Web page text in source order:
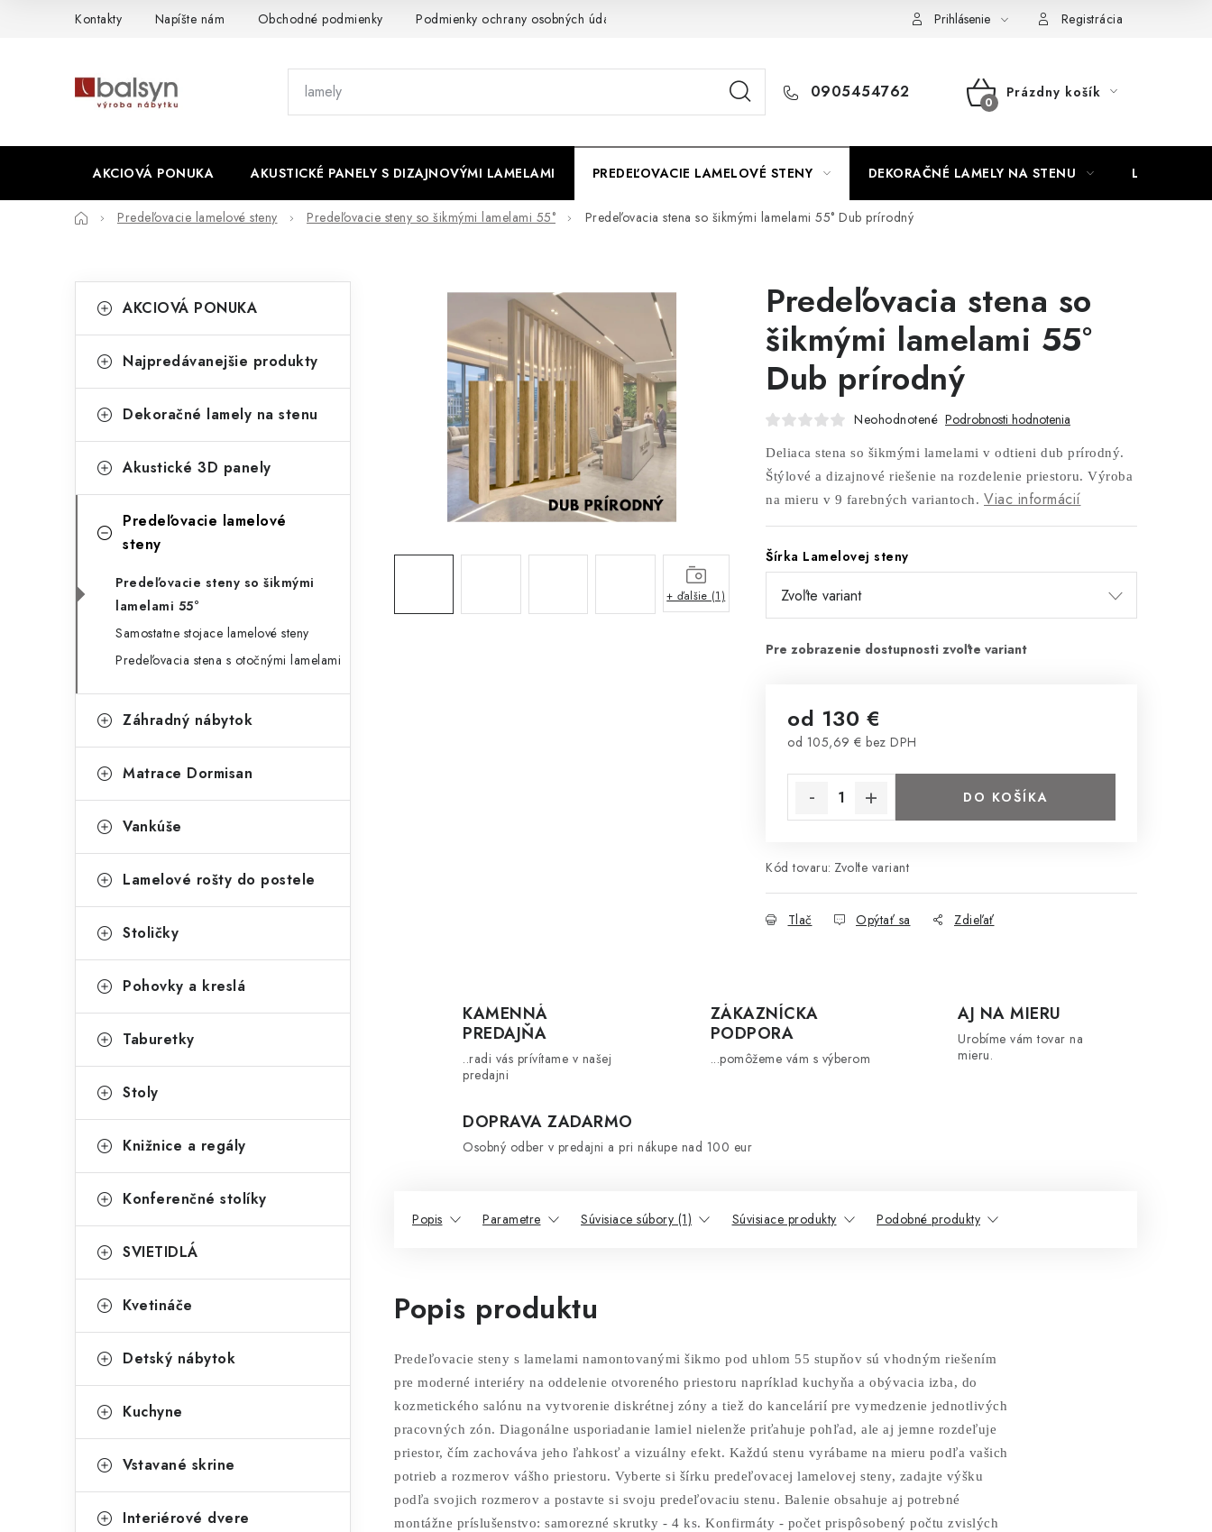
Kontakty Napíšte nám Obchodné podmienky Podmienky ochrany osobných údajov Nábytok na mieru Najpredávanejšie produkty
Prihlásenie Registrácia
0905454762
NÁKUPNÝ
Prázdny košík
AKCIOVÁ PONUKA AKUSTICKÉ PANELY S DIZAJNOVÝMI LAMELAMI PREDEĽOVACIE LAMELOVÉ STENY DEKORAČNÉ LAMELY NA STENU LAMELOVÉ
DomovPredeľovacie lamelové steny Predeľovacie steny so šikmými lamelami 55° Predeľovacia stena so šikmými lamelami 55° Dub prírodný
o
n
ý
a
l
kategórie
a
e
ó
i
AKCIOVÁ PONUKA
Najpredávanejšie produkty
Dekoračné lamely na stenu
Akustické 3D panely
Predeľovacie lamelové
steny
Predeľovacie steny so šikmými
lamelami 55°
Samostatne stojace lamelové steny
Predeľovacia stena s otočnými lamelami
Záhradný nábytok
Matrace Dormisan
Vankúše
Lamelové rošty do postele
Stoličky
Pohovky a kreslá
Taburetky
Stoly
Knižnice a regály
Konferenčné stolíky
SVIETIDLÁ
Kvetináče
Detský nábytok
Kuchyne
Vstavané skrine
Interiérové dvere
Predeľovacia stena so
šikmými lamelami 55°
Dub prírodný
Neohodnotené Podrobnosti hodnotenia
Deliaca stena so šikmými lamelami v odtieni dub prírodný.
Štýlové a dizajnové riešenie na rozdelenie priestoru. Výroba
na mieru v 9 farebných variantoch. Viac informácií
Šírka Lamelovej steny
od 130 €
od 105,69 € bez DPH
DO KOŠÍKA
Kód tovaru: Zvoľte variant
Tlač Opýtať sa Zdieľať
+ ďalšie (1)
KAMENNÁ
PREDAJŇA
..radi vás prívítame v našej
predajni
ZÁKAZNÍCKA
PODPORA
...pomôžeme vám s výberom
AJ NA MIERU
Urobíme vám tovar na
mieru.
DOPRAVA ZADARMO
Osobný odber v predajni a pri nákupe nad 100 eur
Popis Parametre Súvisiace súbory (1) Súvisiace produkty Podobné produkty
Popis produktu
Predeľovacie steny s lamelami namontovanými šikmo pod uhlom 55 stupňov sú vhodným riešením
pre moderné interiéry na oddelenie otvoreného priestoru napríklad kuchyňa a obývacia izba, do
kozmetického salónu na vytvorenie diskrétnej zóny a tiež do kancelárií pre vymedzenie jednotlivých
pracovných zón. Diagonálne usporiadanie lamiel nielenže priťahuje pohľad, ale aj jemne rozdeľuje
priestor, čím zachováva jeho ľahkosť a vizuálny efekt. Každú stenu vyrábame na mieru podľa vašich
potrieb a rozmerov vášho priestoru. Vyberte si šírku predeľovacej lamelovej steny, zadajte výšku
podľa svojich rozmerov a postavte si svoju predeľovaciu stenu. Balenie obsahuje aj potrebné
montážne príslušenstvo: samorezné skrutky - 4 ks. Konfirmáty - počet prispôsobený počtu zvislých